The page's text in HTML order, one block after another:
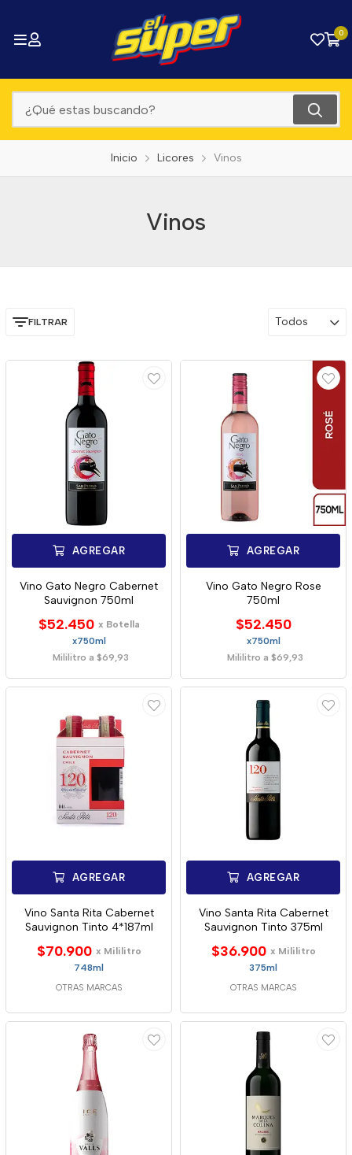
0
Inicio Licores Vinos
Vinos
FILTRAR Todos
AGREGAR
Vino Gato Negro Cabernet
Sauvignon 750ml
$52.450 x Botella
x750ml
Mililitro a $69,93
AGREGAR
Vino Gato Negro Rose
750ml
$52.450
x750ml
Mililitro a $69,93
AGREGAR
Vino Santa Rita Cabernet
Sauvignon Tinto 4*187ml
$70.900 x Mililitro
748ml
OTRAS MARCAS
AGREGAR
Vino Santa Rita Cabernet
Sauvignon Tinto 375ml
$36.900 x Mililitro
375ml
OTRAS MARCAS